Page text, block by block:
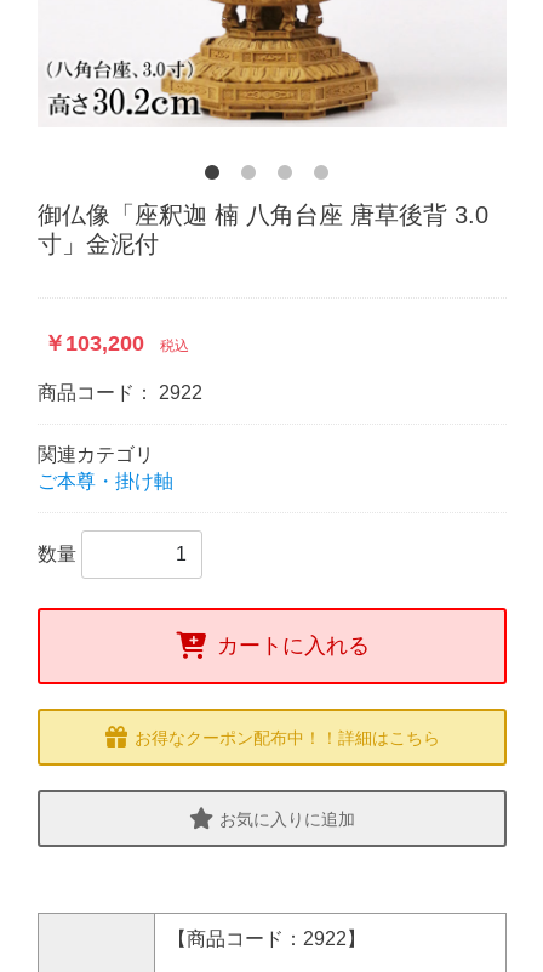
御仏像「座釈迦 楠 八角台座 唐草後背 3.0
寸」金泥付
￥103,200 税込
商品コード： 2922
関連カテゴリ
ご本尊・掛け軸
数量
カートに入れる
お得なクーポン配布中！！詳細はこちら
お気に入りに追加
【商品コード：2922】